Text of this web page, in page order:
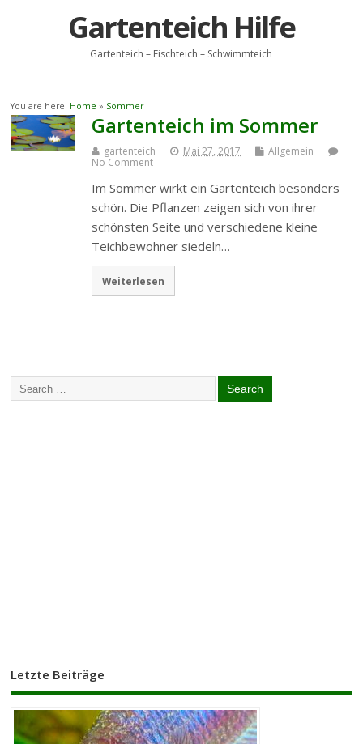
Gartenteich Hilfe
Gartenteich – Fischteich – Schwimmteich
You are here: Home » Sommer
Gartenteich im Sommer
gartenteich Mai 27, 2017
Allgemein
No Comment
Im Sommer wirkt ein Gartenteich besonders
schön. Die Pflanzen zeigen sich von ihrer
schönsten Seite und verschiedene kleine
Teichbewohner siedeln…
Weiterlesen
Letzte Beiträge